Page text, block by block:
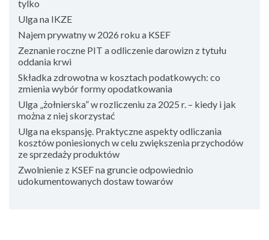
tylko
Ulga na IKZE
Najem prywatny w 2026 roku a KSEF
Zeznanie roczne PIT a odliczenie darowizn z tytułu
oddania krwi
Składka zdrowotna w kosztach podatkowych: co
zmienia wybór formy opodatkowania
Ulga „żołnierska” w rozliczeniu za 2025 r. – kiedy i jak
można z niej skorzystać
Ulga na ekspansję. Praktyczne aspekty odliczania
kosztów poniesionych w celu zwiększenia przychodów
ze sprzedaży produktów
Zwolnienie z KSEF na gruncie odpowiednio
udokumentowanych dostaw towarów